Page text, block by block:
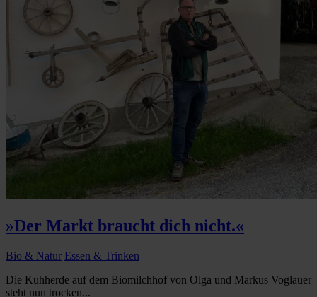
»Der Markt braucht dich nicht.«
Bio & Natur Essen & Trinken
Die Kuhherde auf dem Biomilchhof von Olga und Markus Voglauer
steht nun trocken...